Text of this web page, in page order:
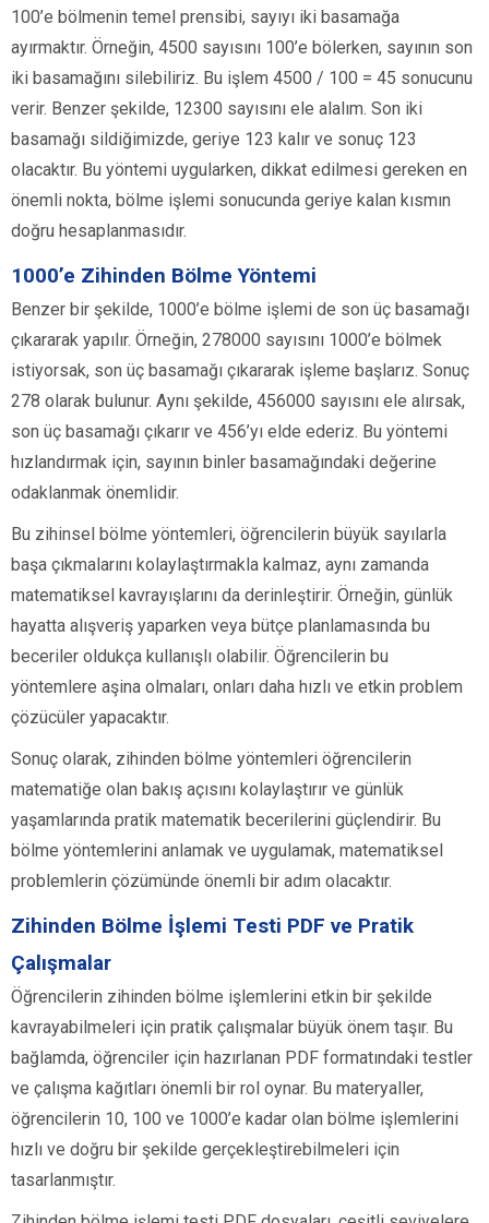
100’e bölmenin temel prensibi, sayıyı iki basamağa
ayırmaktır. Örneğin, 4500 sayısını 100’e bölerken, sayının son
iki basamağını silebiliriz. Bu işlem 4500 / 100 = 45 sonucunu
verir. Benzer şekilde, 12300 sayısını ele alalım. Son iki
basamağı sildiğimizde, geriye 123 kalır ve sonuç 123
olacaktır. Bu yöntemi uygularken, dikkat edilmesi gereken en
önemli nokta, bölme işlemi sonucunda geriye kalan kısmın
doğru hesaplanmasıdır.
1000’e Zihinden Bölme Yöntemi
Benzer bir şekilde, 1000’e bölme işlemi de son üç basamağı
çıkararak yapılır. Örneğin, 278000 sayısını 1000’e bölmek
istiyorsak, son üç basamağı çıkararak işleme başlarız. Sonuç
278 olarak bulunur. Aynı şekilde, 456000 sayısını ele alırsak,
son üç basamağı çıkarır ve 456’yı elde ederiz. Bu yöntemi
hızlandırmak için, sayının binler basamağındaki değerine
odaklanmak önemlidir.
Bu zihinsel bölme yöntemleri, öğrencilerin büyük sayılarla
başa çıkmalarını kolaylaştırmakla kalmaz, aynı zamanda
matematiksel kavrayışlarını da derinleştirir. Örneğin, günlük
hayatta alışveriş yaparken veya bütçe planlamasında bu
beceriler oldukça kullanışlı olabilir. Öğrencilerin bu
yöntemlere aşina olmaları, onları daha hızlı ve etkin problem
çözücüler yapacaktır.
Sonuç olarak, zihinden bölme yöntemleri öğrencilerin
matematiğe olan bakış açısını kolaylaştırır ve günlük
yaşamlarında pratik matematik becerilerini güçlendirir. Bu
bölme yöntemlerini anlamak ve uygulamak, matematiksel
problemlerin çözümünde önemli bir adım olacaktır.
Zihinden Bölme İşlemi Testi PDF ve Pratik
Çalışmalar
Öğrencilerin zihinden bölme işlemlerini etkin bir şekilde
kavrayabilmeleri için pratik çalışmalar büyük önem taşır. Bu
bağlamda, öğrenciler için hazırlanan PDF formatındaki testler
ve çalışma kağıtları önemli bir rol oynar. Bu materyaller,
öğrencilerin 10, 100 ve 1000’e kadar olan bölme işlemlerini
hızlı ve doğru bir şekilde gerçekleştirebilmeleri için
tasarlanmıştır.